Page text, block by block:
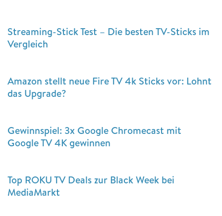
Streaming-Stick Test – Die besten TV-Sticks im
Vergleich
Amazon stellt neue Fire TV 4k Sticks vor: Lohnt
das Upgrade?
Gewinnspiel: 3x Google Chromecast mit
Google TV 4K gewinnen
Top ROKU TV Deals zur Black Week bei
MediaMarkt